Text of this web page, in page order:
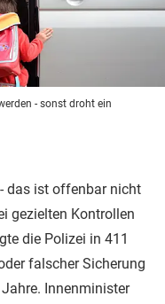
- sonst droht ein
das ist offenbar nicht
gezielten Kontrollen
die Polizei in 411
falscher Sicherung
Innenminister